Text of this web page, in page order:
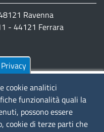
Ravenna
- 44121 Ferrara
cookie analitici
funzionalità quali la
possono essere
cookie di terze parti che